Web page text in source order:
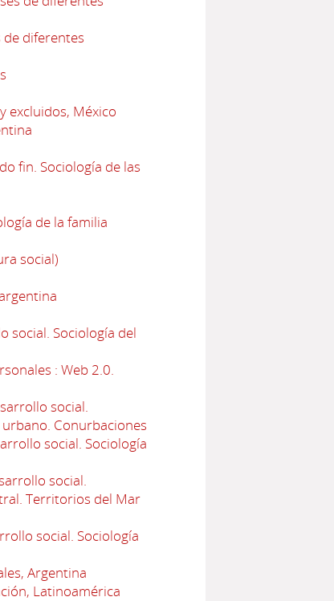
diferentes
excluidos, México
fin. Sociología de las
de la familia
social)
social. Sociología del
: Web 2.0.
social.
Conurbaciones
social. Sociología
social.
Territorios del Mar
social. Sociología
Argentina
Latinoamérica